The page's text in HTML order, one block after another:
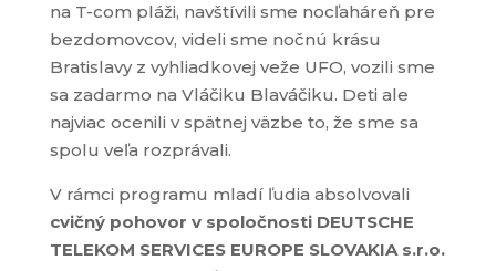
na T-com pláži, navštívili sme nocľaháreň pre
bezdomovcov, videli sme nočnú krásu
Bratislavy z vyhliadkovej veže UFO, vozili sme
sa zadarmo na Vláčiku Blaváčiku. Deti ale
najviac ocenili v spätnej väzbe to, že sme sa
spolu veľa rozprávali.
V rámci programu mladí ľudia absolvovali
cvičný pohovor v spoločnosti DEUTSCHE
TELEKOM SERVICES EUROPE SLOVAKIA s.r.o.